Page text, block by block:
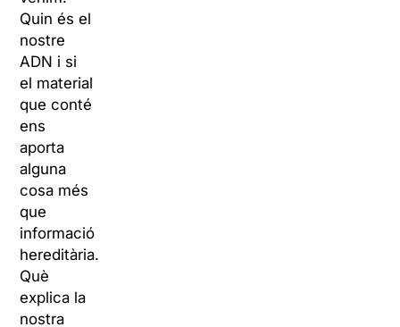
Quin és el
nostre
ADN i si
el material
que conté
ens
aporta
alguna
cosa més
que
informació
hereditària.
Què
explica la
nostra